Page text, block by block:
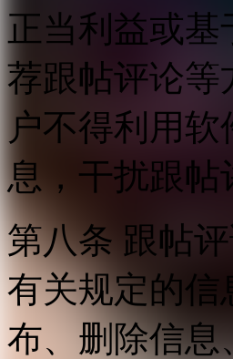
正当利益或
荐跟帖评论等
户不得利用
息，干扰跟
第八条 跟帖
有关规定的信
布、删除信息